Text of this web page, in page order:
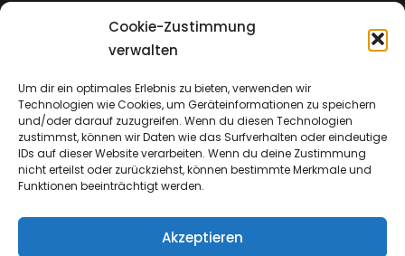
Cookie-Zustimmung
verwalten
Um dir ein optimales Erlebnis zu bieten, verwenden wir
Technologien wie Cookies, um Geräteinformationen zu speichern
und/oder darauf zuzugreifen. Wenn du diesen Technologien
zustimmst, können wir Daten wie das Surfverhalten oder eindeutige
IDs auf dieser Website verarbeiten. Wenn du deine Zustimmung
nicht erteilst oder zurückziehst, können bestimmte Merkmale und
Funktionen beeinträchtigt werden.
Akzeptieren
Datenschutz